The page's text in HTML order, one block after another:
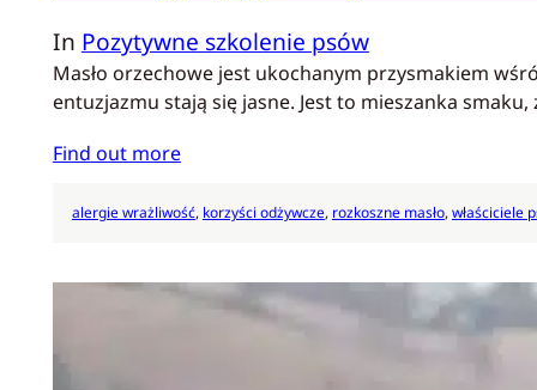
In Pozytywne szkolenie psów
Masło orzechowe jest ukochanym przysmakiem
entuzjazmu stają się jasne. Jest to mieszanka
Find out more
alergie wrażliwość, korzyści odżywcze, rozkoszne masło, właściciele